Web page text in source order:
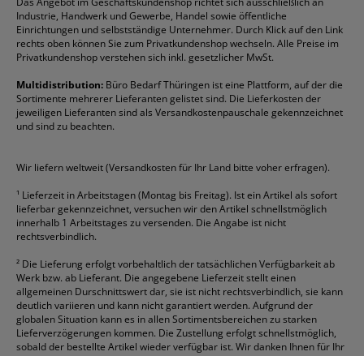
Rabatte & Aktionen
Etiketten
Fineliner
Folienschreiber
Formulare
Gelschreiber
Geschäftsbücher
Korrekturmittel
Kugelschreiber
Mappen
Ordner
Packband
Permanentmarker
Tintenroller
Tintenpatronen
Toilettenpapier
Toner
Versandmaterial
Versandtaschen
Edding
Esselte
Faber-Castell
Fellowes
Franken
Fripa
HP
Pilot
Pritt
Schneider
Stabilo
Staedtler
alle Marken anzeigen
Industrie, Handwerk und Gewerbe, Handel sowie öffentliche
Einrichtungen und selbstständige Unternehmer. Durch Klick auf den Link
rechts oben können Sie zum Privatkundenshop wechseln. Alle Preise im
Privatkundenshop verstehen sich inkl. gesetzlicher MwSt.
Multidistribution: Büro Bedarf Thüringen ist eine Plattform, auf der die
Sortimente mehrerer Lieferanten gelistet sind. Die Lieferkosten der
jeweiligen Lieferanten sind als Versandkostenpauschale gekennzeichnet
und sind zu beachten.
Wir liefern weltweit (Versandkosten für Ihr Land bitte voher erfragen).
¹ Lieferzeit in Arbeitstagen (Montag bis Freitag). Ist ein Artikel als sofort
lieferbar gekennzeichnet, versuchen wir den Artikel schnellstmöglich
innerhalb 1 Arbeitstages zu versenden. Die Angabe ist nicht
rechtsverbindlich.
² Die Lieferung erfolgt vorbehaltlich der tatsächlichen Verfügbarkeit ab
Werk bzw. ab Lieferant. Die angegebene Lieferzeit stellt einen
allgemeinen Durschnittswert dar, sie ist nicht rechtsverbindlich, sie kann
deutlich variieren und kann nicht garantiert werden. Aufgrund der
globalen Situation kann es in allen Sortimentsbereichen zu starken
Lieferverzögerungen kommen. Die Zustellung erfolgt schnellstmöglich,
sobald der bestellte Artikel wieder verfügbar ist. Wir danken Ihnen für Ihr